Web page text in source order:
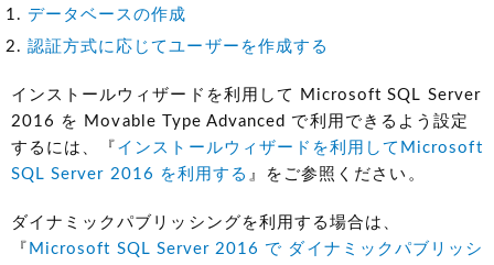
データベースの作成
認証方式に応じてユーザーを作成する
インストールウィザードを利用して Microsoft SQL Server
2016 を Movable Type Advanced で利用できるよう設定
するには、『 インストールウィザードを利用してMicrosoft
SQL Server 2016 を利用する 』をご参照ください。
ダイナミックパブリッシングを利用する場合は、
『 Microsoft SQL Server 2016 で ダイナミックパブリッシ